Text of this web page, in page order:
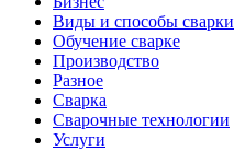
Виды и способы сварки
Обучение сварке
Производство
Разное
Сварка
Сварочные технологии
Услуги